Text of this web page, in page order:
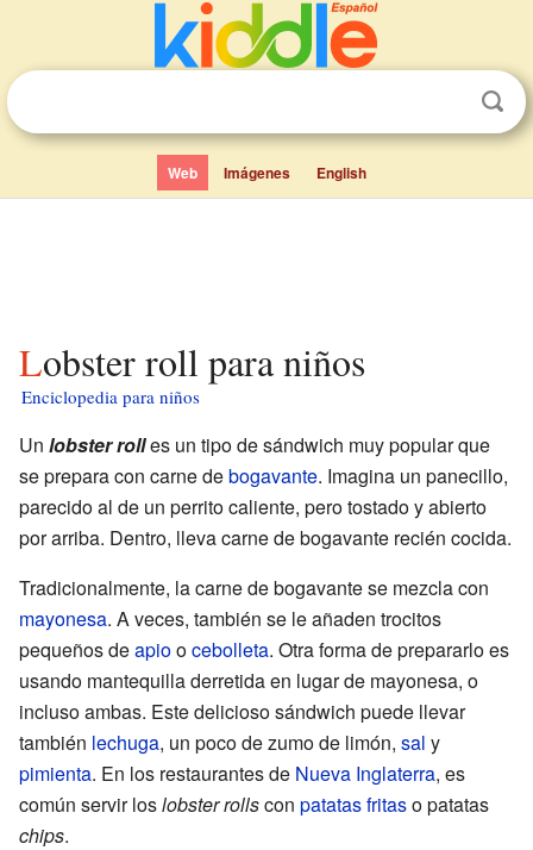
Web Imágenes English
Lobster roll para niños
Enciclopedia para niños
Un lobster rolles un tipo de sándwich muy popular que
se prepara con carne debogavante. Imagina un panecillo,
parecido al de un perrito caliente, pero tostado y abierto
por arriba. Dentro, lleva carne de bogavante recién cocida.
Tradicionalmente, la carne de bogavante se mezcla con
mayonesa. A veces, también se le añaden trocitos
pequeños deapioocebolleta. Otra forma de prepararlo es
usando mantequilla derretida en lugar de mayonesa, o
incluso ambas. Este delicioso sándwich puede llevar
también lechuga, un poco de zumo de limón, sal y
pimienta. En los restaurantes de Nueva Inglaterra, es
común servir loslobster rollscon patatas fritaso patatas
chips.